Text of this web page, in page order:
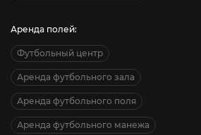
Аренда полей:
Футбольный центр
Аренда футбольного зала
Аренда футбольного поля
Аренда футбольного манежа